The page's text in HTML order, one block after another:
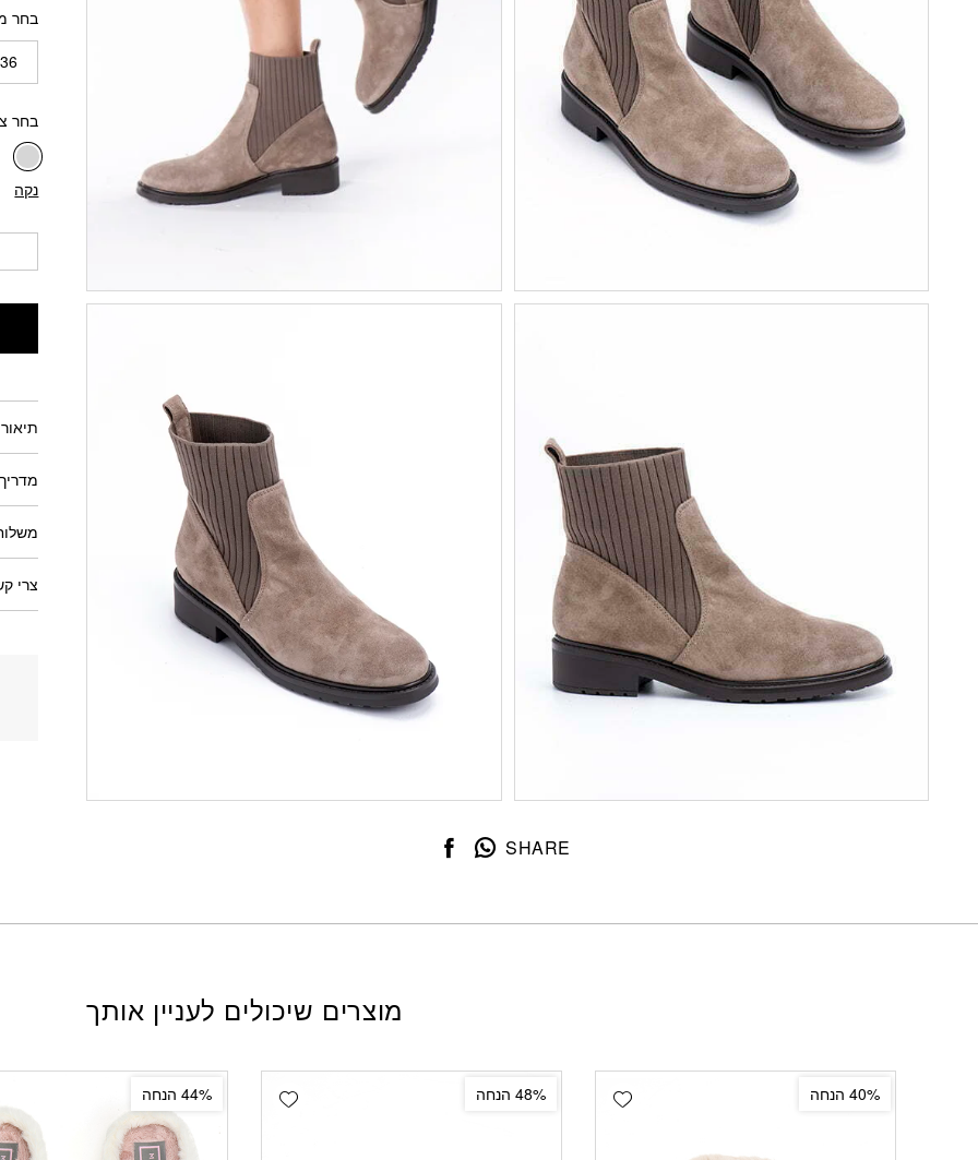
בחר
36
בחר
נקה
צרי
SHARE
מוצרים שיכולים לעניין אותך
Add wishlist 40% הנחה Add wishlist 48% הנחה 44% הנחה